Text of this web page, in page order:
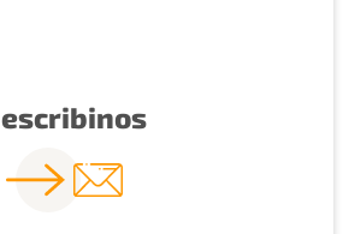
escribinos